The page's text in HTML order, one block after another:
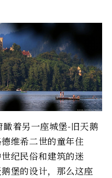
着另一座城堡-旧天鹅
维希二世的童年住
纪民俗和建筑的迷
堡的设计，那么这座